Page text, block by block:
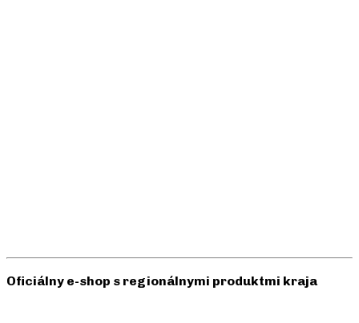
Oficiálny e-shop s regionálnymi produktmi kraja